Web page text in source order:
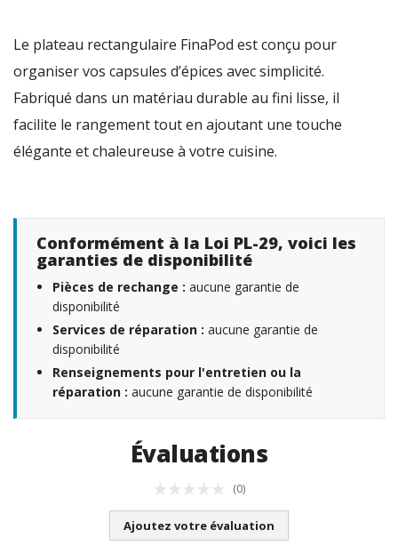
Le plateau rectangulaire FinaPod est conçu pour
organiser vos capsules d’épices avec simplicité.
Fabriqué dans un matériau durable au fini lisse, il
facilite le rangement tout en ajoutant une touche
élégante et chaleureuse à votre cuisine.
Conformément à la Loi PL-29, voici les
garanties de disponibilité
Pièces de rechange : aucune garantie de
disponibilité
Services de réparation : aucune garantie de
disponibilité
Renseignements pour l'entretien ou la
réparation : aucune garantie de disponibilité
Évaluations
(0)
Ajoutez votre évaluation